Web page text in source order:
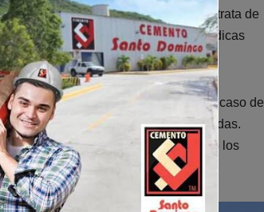
no es casual. Para ellos, se trata de
terreno para posibles maniobras jurídicas
al afirmar que el intento de sacar el caso de
a las comunidades afectadas.
que es allí donde se están sintiendo los